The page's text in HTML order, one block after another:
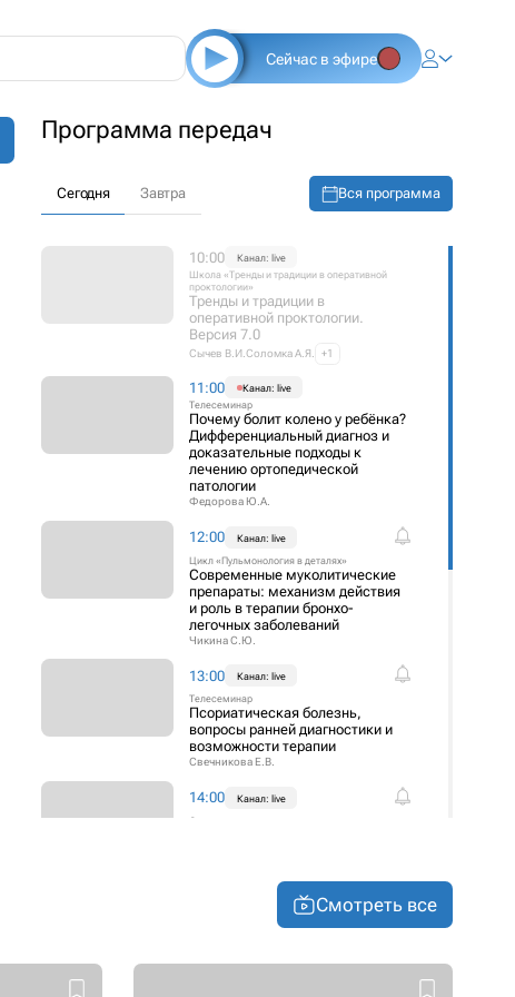
Сейчас в эфире
Программа передач
Сегодня Завтра Вся программа
10:00
Канал: live
Школа «Тренды и традиции в оперативной
проктологии»
Тренды и традиции в
оперативной проктологии.
Версия 7.0
Сычев В.И.Соломка А.Я. +1
11:00
Канал: live
Телесеминар
Почему болит колено у ребёнка?
Дифференциальный диагноз и
доказательные подходы к
лечению ортопедической
патологии
Федорова Ю.А.
12:00
Канал: live
Цикл «Пульмонология в деталях»
Современные муколитические
препараты: механизм действия
и роль в терапии бронхо-
легочных заболеваний
Чикина С.Ю.
13:00
Канал: live
Телесеминар
Псориатическая болезнь,
вопросы ранней диагностики и
возможности терапии
Свечникова Е.В.
14:00
Канал: live
Счастье есть
Клепикова М.В.
Канал: live
Смотреть все